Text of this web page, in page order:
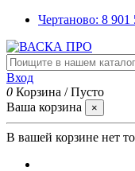
Чертаново: 8 901
Вход
0 Корзина /Пусто
Ваша корзина
×
В вашей корзине нет